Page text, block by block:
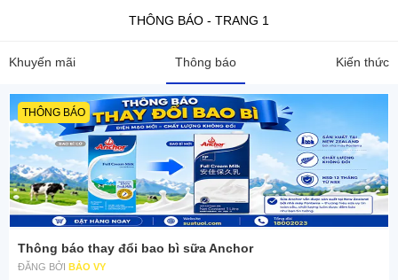
THÔNG BÁO - TRANG 1
Khuyến mãi Thông báo Kiến thức
THÔNG BÁO
Thông báo thay đổi bao bì sữa Anchor
ĐĂNG BỞI BẢO VY